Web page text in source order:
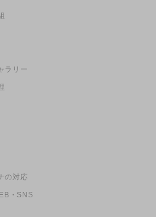
ラリー
の対応
・SNS